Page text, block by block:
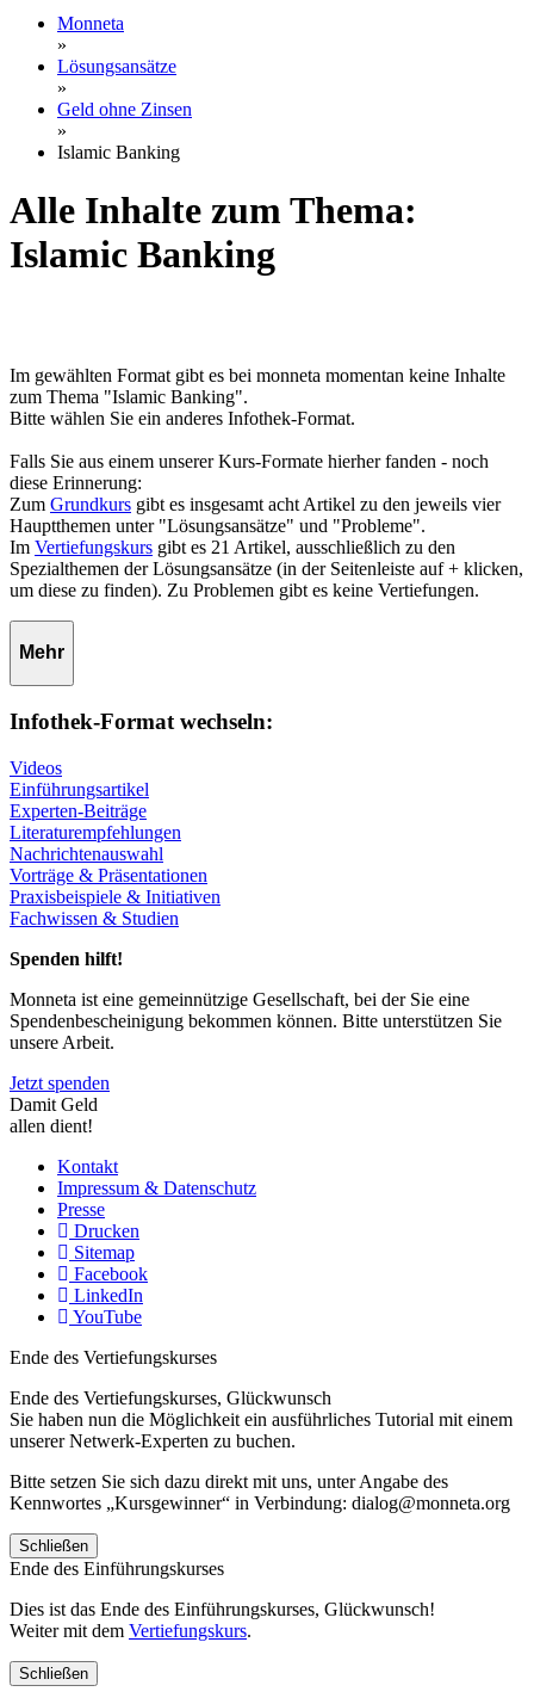
Monneta
»
Lösungsansätze
»
Geld ohne Zinsen
»
Islamic Banking
Alle Inhalte zum Thema:
Islamic Banking
Im gewählten Format gibt es bei monneta momentan keine Inhalte
zum Thema "Islamic Banking".
Bitte wählen Sie ein anderes Infothek-Format.
Falls Sie aus einem unserer Kurs-Formate hierher fanden - noch
diese Erinnerung:
Zum Grundkurs gibt es insgesamt acht Artikel zu den jeweils vier
Hauptthemen unter "Lösungsansätze" und "Probleme".
Im Vertiefungskurs gibt es 21 Artikel, ausschließlich zu den
Spezialthemen der Lösungsansätze (in der Seitenleiste auf + klicken,
um diese zu finden). Zu Problemen gibt es keine Vertiefungen.
Mehr
Infothek-Format wechseln:
Videos
Einführungsartikel
Experten-Beiträge
Literaturempfehlungen
Nachrichtenauswahl
Vorträge & Präsentationen
Praxisbeispiele & Initiativen
Fachwissen & Studien
Spenden hilft!
Monneta ist eine gemeinnützige Gesellschaft, bei der Sie eine
Spendenbescheinigung bekommen können. Bitte unterstützen Sie
unsere Arbeit.
Jetzt spenden
Damit Geld
allen dient!
Kontakt
Impressum & Datenschutz
Presse
Drucken
Sitemap
Facebook
LinkedIn
YouTube
Ende des Vertiefungskurses
Ende des Vertiefungskurses, Glückwunsch
Sie haben nun die Möglichkeit ein ausführliches Tutorial mit einem
unserer Netwerk-Experten zu buchen.
Bitte setzen Sie sich dazu direkt mit uns, unter Angabe des
Kennwortes „Kursgewinner“ in Verbindung: dialog@monneta.org
Schließen
Ende des Einführungskurses
Dies ist das Ende des Einführungskurses, Glückwunsch!
Weiter mit dem Vertiefungskurs.
Schließen